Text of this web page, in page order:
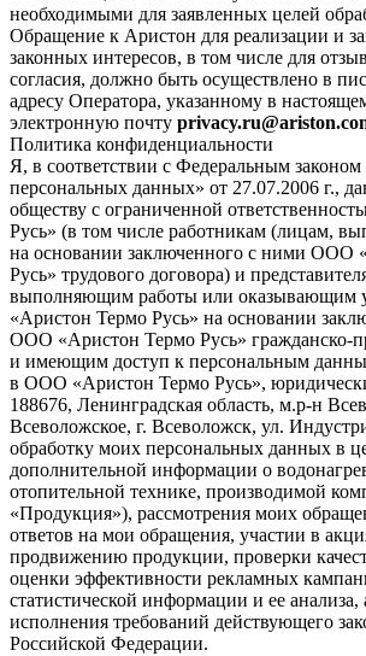
необходимыми для заявленных целей
Обращение к Аристон для реализации и
законных интересов, в том числе для
согласия, должно быть осуществлено в
адресу Оператора, указанному в
электронную почту
Политика конфиденциальности
Я, в соответствии с Федеральным
персональных данных» от 27.07.2006 г.,
обществу с ограниченной
Русь» (в том числе работникам (лицам,
на основании заключенного с ними ООО
Русь» трудового договора) и
выполняющим работы или оказывающим
«Аристон Термо Русь» на основании
ООО «Аристон Термо Русь» гражданско-
и имеющим доступ к персональным
в ООО «Аристон Термо Русь»,
188676, Ленинградская область, м.р-н
Всеволожское, г. Всеволожск, ул.
обработку моих персональных данных в
дополнительной информации о
отопительной технике, производимой
«Продукция»), рассмотрения моих
ответов на мои обращения, участии в
продвижению продукции, проверки
оценки эффективности рекламных
статистической информации и ее анализа,
исполнения требований действующего
Российской Федерации.